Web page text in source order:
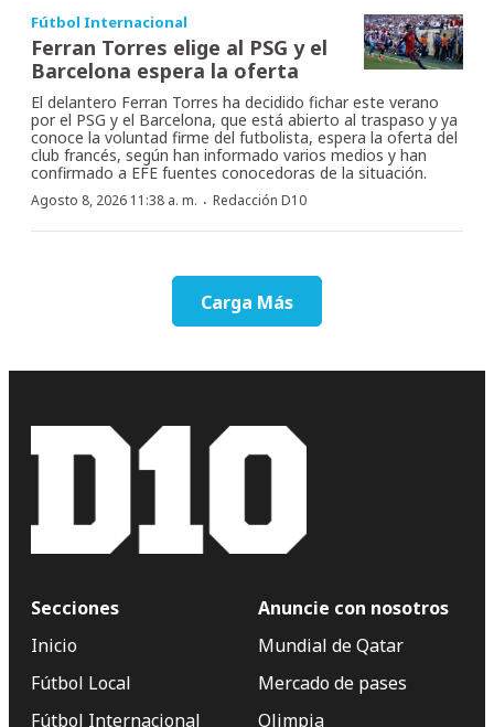
Fútbol Internacional
Ferran Torres elige al PSG y el
Barcelona espera la oferta
El delantero Ferran Torres ha decidido fichar este verano
por el PSG y el Barcelona, que está abierto al traspaso y ya
conoce la voluntad firme del futbolista, espera la oferta del
club francés, según han informado varios medios y han
confirmado a EFE fuentes conocedoras de la situación.
Agosto 8, 2026 11:38 a. m. · Redacción D10
Carga Más
Secciones
Inicio
Fútbol Local
Fútbol Internacional
Anuncie con nosotros
Mundial de Qatar
Mercado de pases
Olimpia